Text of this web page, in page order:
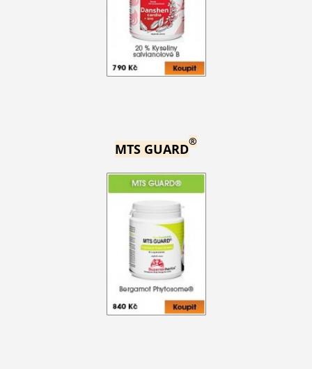
MTS GUARD®